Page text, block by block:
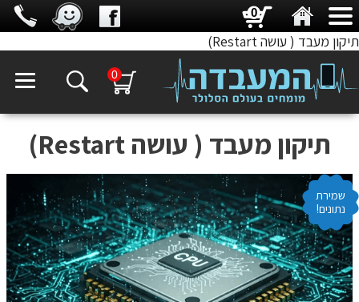
תיקון מעבד ( עושה Restart)
0
תיקון מעבד ( עושה Restart)
שמירת
נתונים!
0